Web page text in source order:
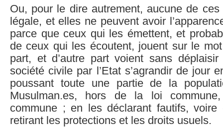
Ou, pour le dire autrement, aucune de ces
légale, et elles ne peuvent avoir
parce que ceux qui les émettent, et
de ceux qui les écoutent, jouent sur le
part, et d’autre part voient sans
société civile par l’Etat s’agrandir de jour
poussant toute une partie de la
Musulman.es, hors de la loi
commune ; en les déclarant fautifs, voire
retirant les protections et les droits usuels.